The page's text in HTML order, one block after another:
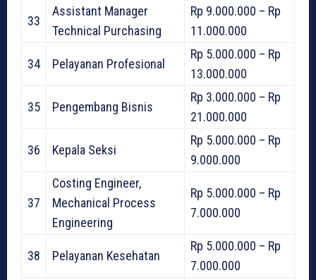
33
Assistant Manager
Technical Purchasing
Rp 9.000.000 – Rp
11.000.000
34 Pelayanan Profesional
Rp 5.000.000 – Rp
13.000.000
35 Pengembang Bisnis
Rp 3.000.000 – Rp
21.000.000
36 Kepala Seksi
Rp 5.000.000 – Rp
9.000.000
37
Costing Engineer,
Mechanical Process
Engineering
Rp 5.000.000 – Rp
7.000.000
38 Pelayanan Kesehatan
Rp 5.000.000 – Rp
7.000.000